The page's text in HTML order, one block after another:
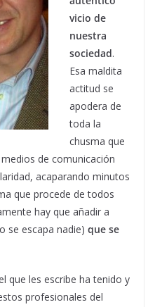
vicio de
nuestra
sociedad.
Esa maldita
actitud se
apodera de
toda la
chusma que
de comunicación
acaparando minutos
que procede de todos
hay que añadir a
se escapa nadie) que se
que les escribe ha tenido y
profesionales del